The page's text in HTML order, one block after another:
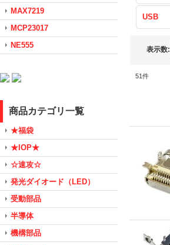
MAX7219
MCP23017
NE555
商品カテゴリ一覧
★福袋
★IOP★
☆速攻☆
発光ダイオード（LED）
受動部品
半導体
機構部品
USB
表示数:
51件